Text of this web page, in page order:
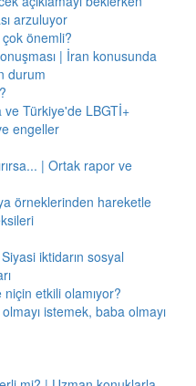
arzuluyor
önemli?
| İran konusunda
durum
ve Türkiye'de LBGTİ+
engeller
| Ortak rapor ve
örneklerinden hareketle
iktidarın sosyal
etkili olamıyor?
istemek, baba olmayı